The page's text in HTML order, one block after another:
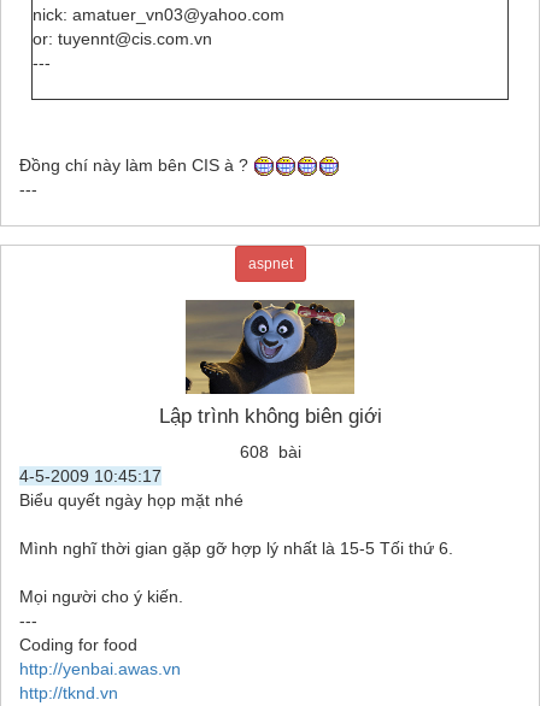
nick: amatuer_vn03@yahoo.com
or: tuyennt@cis.com.vn
---
Đồng chí này làm bên CIS à ?
---
aspnet
Lập trình không biên giới
608 bài
4-5-2009 10:45:17
Biểu quyết ngày họp mặt nhé
Mình nghĩ thời gian gặp gỡ hợp lý nhất là 15-5 Tối thứ 6.
Mọi người cho ý kiến.
---
Coding for food
http://yenbai.awas.vn
http://tknd.vn